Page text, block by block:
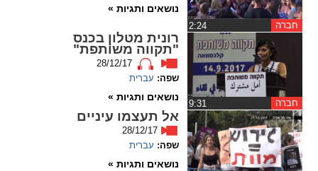
חברה
נושאים ותגיות »
חברה
רונית מטלון בכנס
"תקווה משותפת"
28/12/17
שפה: עברית
נושאים ותגיות »
אל תעצמו עיניים
28/12/17
שפה: עברית
נושאים ותגיות »